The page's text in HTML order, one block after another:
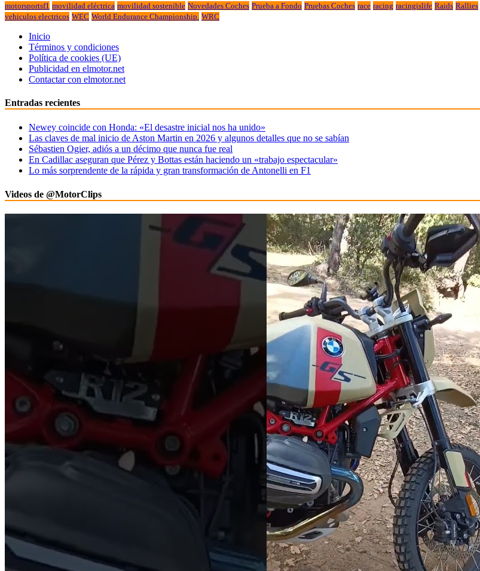
motorsportsf1 movilidad eléctrica movilidad sostenible Novedades Coches Prueba a Fondo Pruebas Coches race racing racingislife Raids Rallies
vehiculos electricos WEC World Endurance Championship. WRC
Inicio
Términos y condiciones
Política de cookies (UE)
Publicidad en elmotor.net
Contactar con elmotor.net
Entradas recientes
Newey coincide con Honda: «El desastre inicial nos ha unido»
Las claves de mal inicio de Aston Martin en 2026 y algunos detalles que no se sabían
Sébastien Ogier, adiós a un décimo que nunca fue real
En Cadillac aseguran que Pérez y Bottas están haciendo un «trabajo espectacular»
Lo más sorprendente de la rápida y gran transformación de Antonelli en F1
Videos de @MotorClips